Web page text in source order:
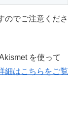
のでご注意くださ
を使って
細はこちらをご覧